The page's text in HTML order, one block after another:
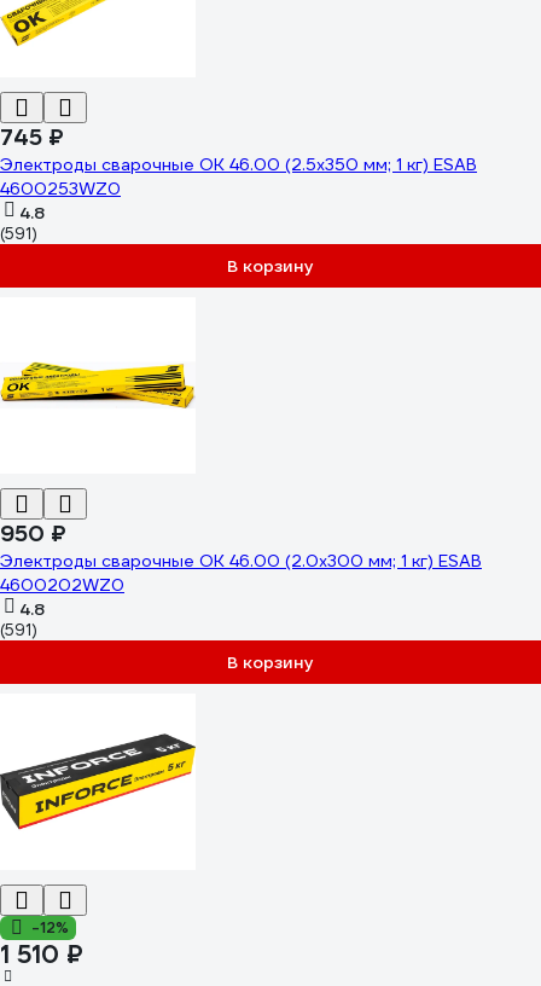
745 ₽
Электроды сварочные OK 46.00 (2.5х350 мм; 1 кг) ESAB
4600253WZ0
4.8
(591)
В корзину
950 ₽
Электроды сварочные OK 46.00 (2.0х300 мм; 1 кг) ESAB
4600202WZ0
4.8
(591)
В корзину
-12%
1 510 ₽